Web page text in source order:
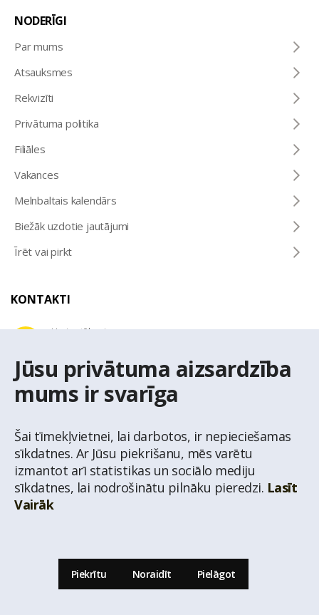
Jūsu privātuma aizsardzība
mums ir svarīga
Šai tīmekļvietnei, lai darbotos, ir nepieciešamas
sīkdatnes. Ar Jūsu piekrišanu, mēs varētu
izmantot arī statistikas un sociālo mediju
sīkdatnes, lai nodrošinātu pilnāku pieredzi. Lasīt
Vairāk
Piekrītu Noraidīt Pielāgot
© Nekustamo īpašumu aģentūra Latio.
NODERĪGI
Par mums
Atsauksmes
Rekvizīti
Privātuma politika
Filiāles
Vakances
Melnbaltais kalendārs
Biežāk uzdotie jautājumi
Īrēt vai pirkt
KONTAKTI
Uzziņu tālrunis
E-pasta adrese
latio@latio.lv